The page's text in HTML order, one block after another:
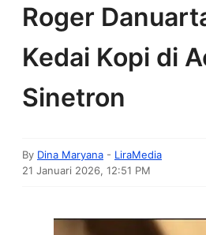
Roger
Kedai Kopi di
Sinetron
By Dina Maryana - LiraMedia
21 Januari 2026, 12:51 PM